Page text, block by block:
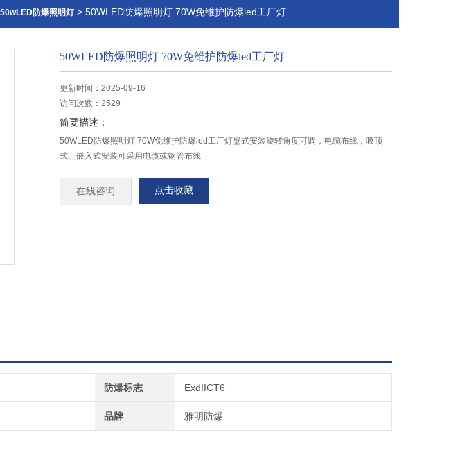
50wLED防爆照明灯> 50WLED防爆照明灯 70W免维护防爆led工厂灯
50WLED防爆照明灯 70W免维护防爆led工厂灯
更新时间：2025-09-16
访问次数：2529
简要描述：
50WLED防爆照明灯 70W免维护防爆led工厂灯壁式安装旋转角度可调，电缆布线，吸顶
式、嵌入式安装可采用电缆或钢管布线
在线咨询 点击收藏
防爆标志 ExdIICT6
品牌 雅明防爆